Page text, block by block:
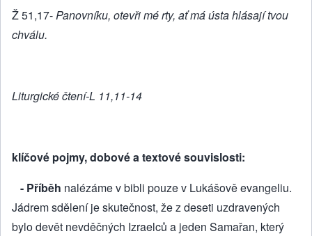
Ž 51,17-Panovníku, otevři mé rty, ať má ústa hlásají tvou
chválu.
Liturgické čtení-L 11,11-14
klíčové pojmy, dobové a textové souvislosti:
- Příběh nalézáme v bibli pouze v Lukášově evangeliu.
Jádrem sdělení je skutečnost, že z deseti uzdravených
bylo devět nevděčných Izraelců a jeden Samařan, který